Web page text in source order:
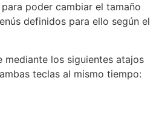
poder cambiar el tamaño
definidos para ello según el
mediante los siguientes atajos
teclas al mismo tiempo: